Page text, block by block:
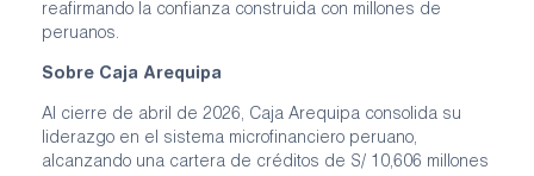
reafirmando la confianza construida con millones de
peruanos.
Sobre Caja Arequipa
Al cierre de abril de 2026, Caja Arequipa consolida su
liderazgo en el sistema microfinanciero peruano,
alcanzando una cartera de créditos de S/ 10,606 millones